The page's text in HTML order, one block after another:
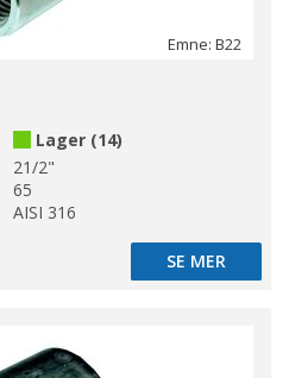
Emne: B22
Lager (14)
21/2"
65
AISI 316
SE MER
SE MER